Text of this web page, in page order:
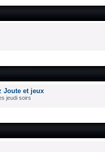
Joute et jeux
jeudi soirs